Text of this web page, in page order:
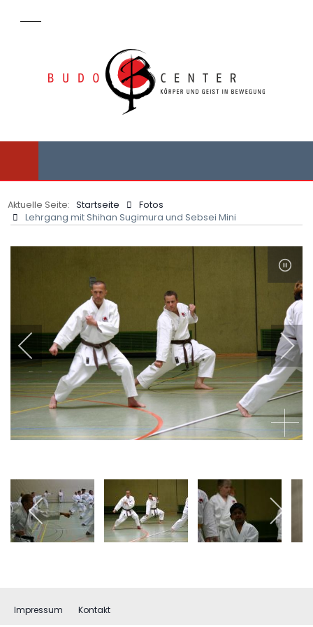
Aktuelle Seite: Startseite
Fotos
Lehrgang mit Shihan Sugimura und Sebsei Mini
Impressum Kontakt